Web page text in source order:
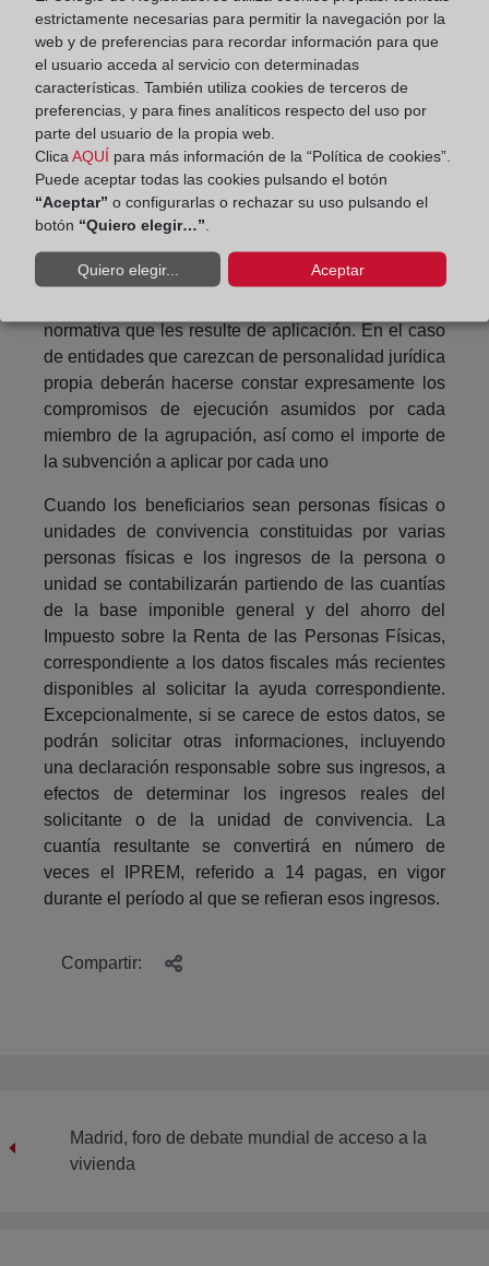
Cuando los beneficiarios sean personas físicas
deberán poseer la nacionalidad española, o la de
Europea o del Espacio Económico Europeo, Suiza,
o el parentesco determinado por la normativa que
sea de aplicación. En el caso de los extranjeros no
comunitarios deberán tener residencia legal en
España.
Cuando sean personas jurídicas deberán acreditar
o declarar expresamente en su solicitud que se
normativa que les resulte de aplicación. En el caso
de entidades que carezcan de personalidad jurídica
propia deberán hacerse constar expresamente los
compromisos de ejecución asumidos por cada
miembro de la agrupación, así como el importe de
la subvención a aplicar por cada uno
Cuando los beneficiarios sean personas físicas o
unidades de convivencia constituidas por varias
personas físicas e los ingresos de la persona o
unidad se contabilizarán partiendo de las cuantías
de la base imponible general y del ahorro del
Impuesto sobre la Renta de las Personas Físicas,
correspondiente a los datos fiscales más recientes
disponibles al solicitar la ayuda correspondiente.
Excepcionalmente, si se carece de estos datos, se
podrán solicitar otras informaciones, incluyendo
una declaración responsable sobre sus ingresos, a
efectos de determinar los ingresos reales del
solicitante o de la unidad de convivencia. La
cuantía resultante se convertirá en número de
veces el IPREM, referido a 14 pagas, en vigor
durante el período al que se refieran esos ingresos.
Compartir:
Madrid, foro de debate mundial de acceso a la
vivienda
estrictamente necesarias para permitir la navegación por la
web y de preferencias para recordar información para que
el usuario acceda al servicio con determinadas
características. También utiliza cookies de terceros de
preferencias, y para fines analíticos respecto del uso por
parte del usuario de la propia web.
Clica AQUÍ para más información de la “Política de cookies”.
Puede aceptar todas las cookies pulsando el botón
“Aceptar” o configurarlas o rechazar su uso pulsando el
botón “Quiero elegir…”
Quiero elegir... Aceptar